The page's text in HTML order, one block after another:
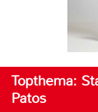
Topthema:
Patos